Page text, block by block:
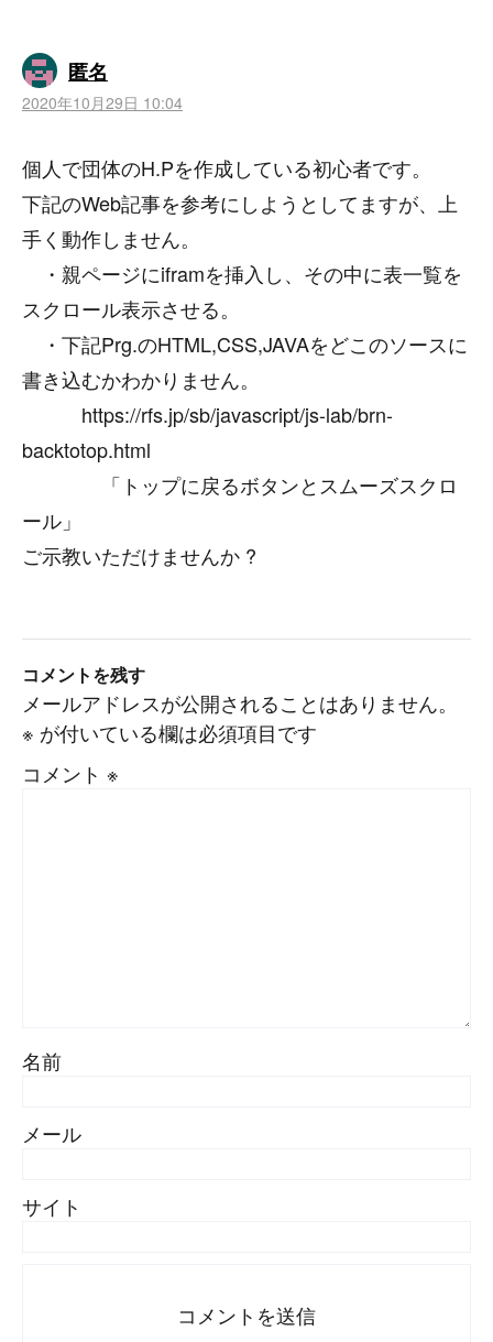
匿名
2020年10月29日 10:04
個人で団体のH.Pを作成している初心者です。
下記のWeb記事を参考にしようとしてますが、上
手く動作しません。
・親ページにiframを挿入し、その中に表一覧を
スクロール表示させる。
・下記Prg.のHTML,CSS,JAVAをどこのソースに
書き込むかわかりません。
https://rfs.jp/sb/javascript/js-lab/brn-
backtotop.html
「トップに戻るボタンとスムーズスクロ
ール」
ご示教いただけませんか ?
コメントを残す
メールアドレスが公開されることはありません。
※ が付いている欄は必須項目です
コメント ※
名前
メール
サイト